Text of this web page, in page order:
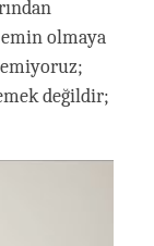
olmaya
değildir;